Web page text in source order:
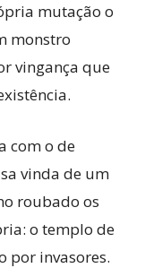
mutação o
monstro
vingança que
com o de
vinda de um
roubado os
o templo de
por invasores.